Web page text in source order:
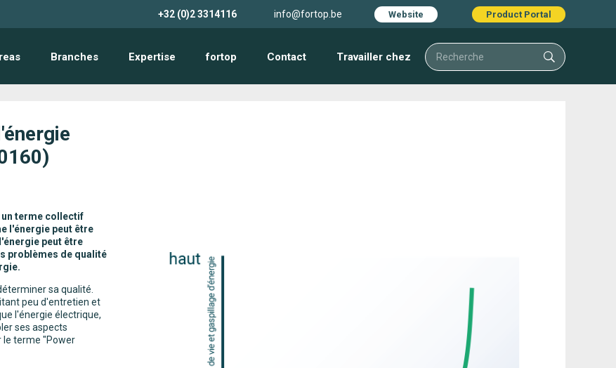
Website Product Portal
+32 (0)2 3314116 info@fortop.be
Branches Expertise fortop Contact Travailler chez
un terme collectif
l'énergie peut être
peut être
problèmes de qualité
sa qualité.
peu d'entretien et
l'énergie électrique,
ses aspects
le terme "Power